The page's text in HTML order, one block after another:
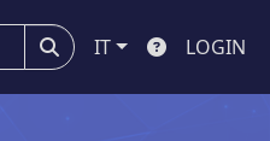
IT LOGIN